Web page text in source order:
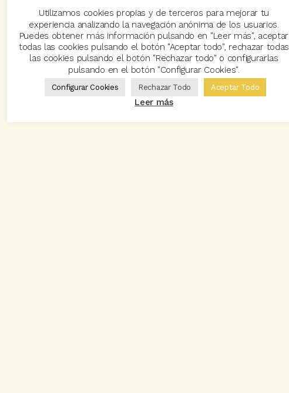
Utilizamos cookies propias y de terceros para mejorar tu
experiencia analizando la navegación anónima de los usuarios.
Puedes obtener más información pulsando en "Leer más", aceptar
todas las cookies pulsando el botón "Aceptar todo", rechazar todas
las cookies pulsando el botón "Rechazar todo" o configurarlas
pulsando en el botón "Configurar Cookies".
Configurar Cookies Rechazar Todo Aceptar Todo
Leer más